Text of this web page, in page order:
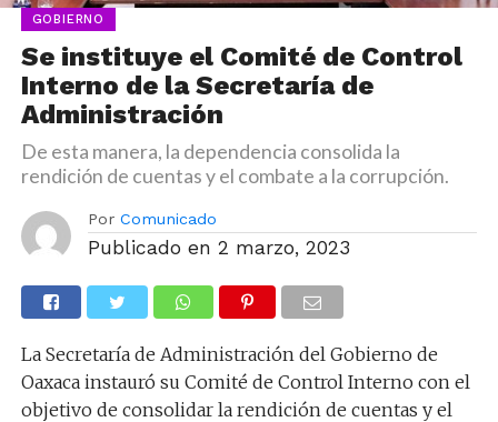
GOBIERNO
Se instituye el Comité de Control
Interno de la Secretaría de
Administración
De esta manera, la dependencia consolida la
rendición de cuentas y el combate a la corrupción.
Por Comunicado
Publicado en 2 marzo, 2023
La Secretaría de Administración del Gobierno de
Oaxaca instauró su Comité de Control Interno con el
objetivo de consolidar la rendición de cuentas y el